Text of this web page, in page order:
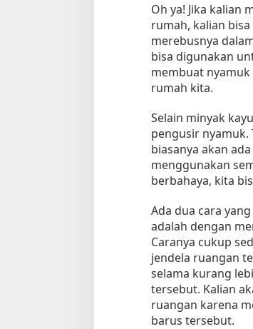
Oh ya! Jika kalian
rumah, kalian
merebusnya
bisa digunakan
membuat
rumah kita.
Selain minyak
pengusir nyamuk.
biasanya akan
menggunakan
berbahaya, kita
Ada dua cara
adalah dengan
Caranya cukup
jendela ruangan
selama kurang
tersebut. Kalian
ruangan karena
barus tersebut.